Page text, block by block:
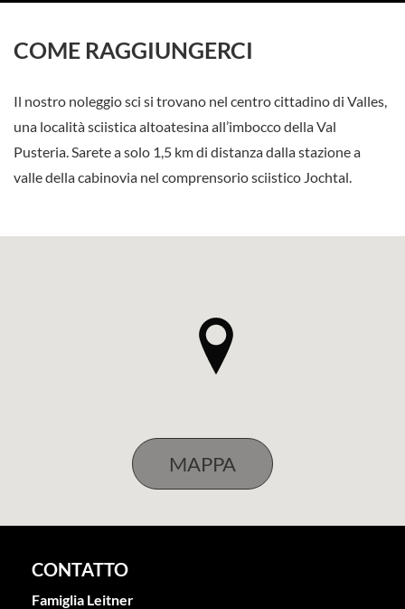
COME RAGGIUNGERCI
Il nostro noleggio sci si trovano nel centro cittadino di Valles,
una località sciistica altoatesina all’imbocco della Val
Pusteria. Sarete a solo 1,5 km di distanza dalla stazione a
valle della cabinovia nel comprensorio sciistico Jochtal.
CONTATTO
Famiglia Leitner